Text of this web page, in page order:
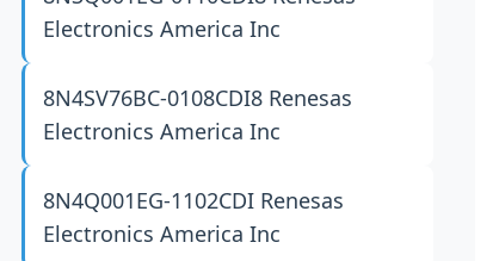
Electronics America Inc
8N4SV76BC-0108CDI8 Renesas
Electronics America Inc
8N4Q001EG-1102CDI Renesas
Electronics America Inc